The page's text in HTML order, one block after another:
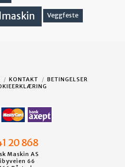
Veggfeste
KONTAKT
BETINGELSER
20 868
Maskin AS
66